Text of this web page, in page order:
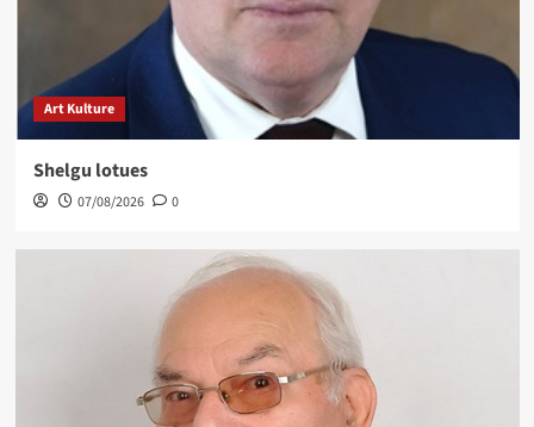
Art Kulture
Shelgu lotues
07/08/2026 0